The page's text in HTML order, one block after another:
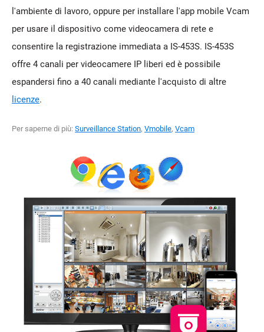
l'ambiente di lavoro, oppure per installare l'app mobile Vcam
per usare il dispositivo come videocamera di rete e
consentire la registrazione immediata a IS-453S. IS-453S
offre 4 canali per videocamere IP liberi ed è possibile
espandersi fino a 40 canali mediante l'acquisto di altre
licenze.
Per saperne di più: Surveillance Station, Vmobile, Vcam